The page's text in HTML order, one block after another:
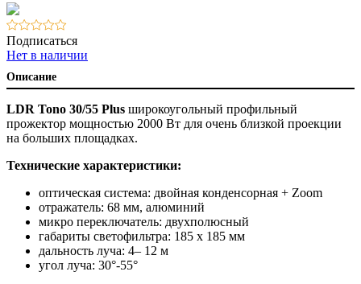
Подписаться
Нет в наличии
Описание
LDR Tono 30/55 Plus широкоугольный профильный
прожектор мощностью 2000 Вт для очень близкой проекции
на больших площадках.
Технические характеристики:
оптическая система: двойная конденсорная + Zoom
отражатель: 68 мм, алюминий
микро переключатель: двухполюсный
габариты светофильтра: 185 x 185 мм
дальность луча: 4– 12 м
угол луча: 30°-55°